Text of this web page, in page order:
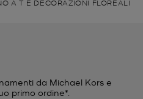
A T E DECORAZIONI FLOREALI
da Michael Kors e
primo ordine*.